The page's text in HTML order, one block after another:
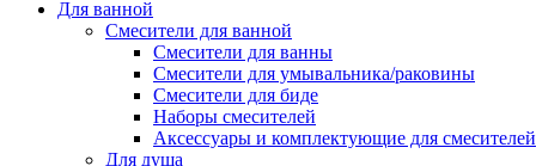
Для ванной
Смесители для ванной
Смесители для ванны
Смесители для умывальника/раковины
Смесители для биде
Наборы смесителей
Аксессуары и комплектующие для смесителей
Для душа